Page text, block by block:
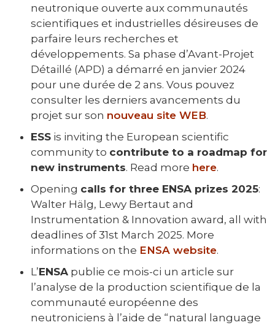
neutronique ouverte aux communautés
scientifiques et industrielles désireuses de
parfaire leurs recherches et
développements. Sa phase d’Avant-Projet
Détaillé (APD) a démarré en janvier 2024
pour une durée de 2 ans. Vous pouvez
consulter les derniers avancements du
projet sur son nouveau site WEB.
ESS is inviting the European scientific
community to contribute to a roadmap for
new instruments. Read more here.
Opening calls for three ENSA prizes 2025:
Walter Hälg, Lewy Bertaut and
Instrumentation & Innovation award, all with
deadlines of 31st March 2025. More
informations on the ENSA website.
L’ENSA publie ce mois-ci un article sur
l’analyse de la production scientifique de la
communauté européenne des
neutroniciens à l’aide de “natural language